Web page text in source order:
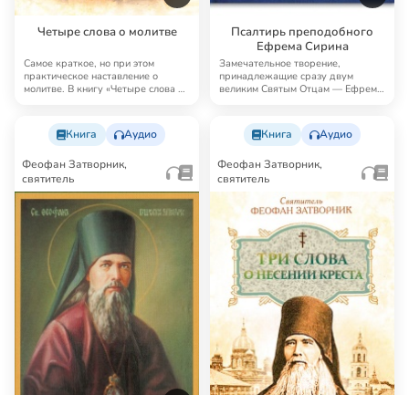
Четыре слова о молитве
Самое краткое, но при этом
практическое наставление о
молитве. В книгу «Четыре слова о
Псалтирь преподобного
Ефрема Сирина
Замечательное творение,
принадлежащие сразу двум
великим Святым Отцам — Ефрему
Книга Аудио
Феофан Затворник,
святитель
Книга Аудио
Феофан Затворник,
святитель